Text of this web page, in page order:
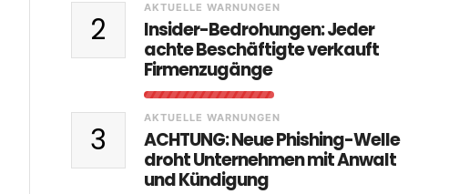
2
AKTUELLE WARNUNGEN
Insider-Bedrohungen: Jeder
achte Beschäftigte verkauft
Firmenzugänge
3
AKTUELLE WARNUNGEN
ACHTUNG: Neue Phishing-Welle
droht Unternehmen mit Anwalt
und Kündigung